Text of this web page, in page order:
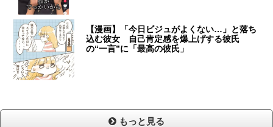
【漫画】「今日ビジュがよくない…」と落ち
込む彼女 自己肯定感を爆上げする彼氏
の“一言”に「最高の彼氏」
もっと見る